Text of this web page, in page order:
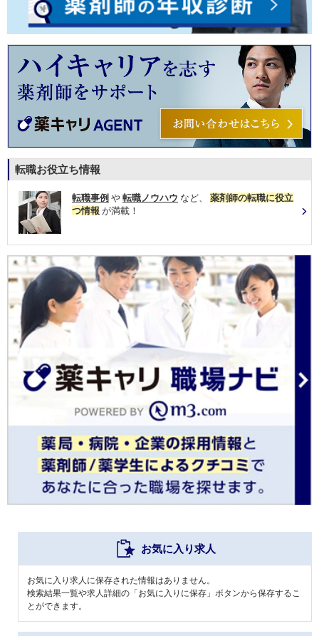
転職お役立ち情報
転職事例 や 転職ノウハウ など、 薬剤師の転職に役立
つ情報 が満載！
お気に入り求人
お気に入り求人に保存された情報はありません。
検索結果一覧や求人詳細の「お気に入りに保存」ボタンから保存するこ
とができます。